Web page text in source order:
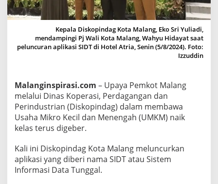
a
n
g
S
p
B
a
w
M
K
Kepala Diskopindag Kota Malang, Eko Sri Yuliadi,
mendampingi Pj Wali Kota Malang, Wahyu Hidayat saat
peluncuran aplikasi SIDT di Hotel Atria, Senin (5/8/2024). Foto:
Izzuddin
Malanginspirasi.com – Upaya Pemkot Malang
melalui Dinas Koperasi, Perdagangan dan
Perindustrian (Diskopindag) dalam membawa
Usaha Mikro Kecil dan Menengah (UMKM) naik
kelas terus digeber.
Kali ini Diskopindag Kota Malang meluncurkan
aplikasi yang diberi nama SIDT atau Sistem
Informasi Data Tunggal.